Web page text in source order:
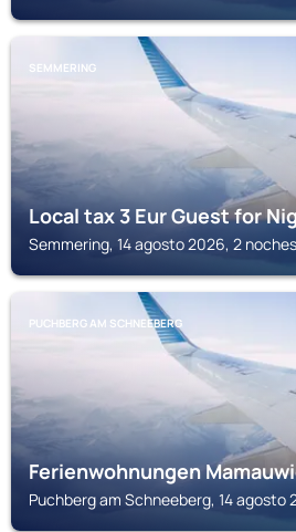
SEMMERING
Local tax 3 Eur Guest for
Semmering, 14 agosto 2026, 2 noches
PUCHBERG AM SCHNEEBERG
Ferienwohnungen
Puchberg am Schneeberg, 14 agosto